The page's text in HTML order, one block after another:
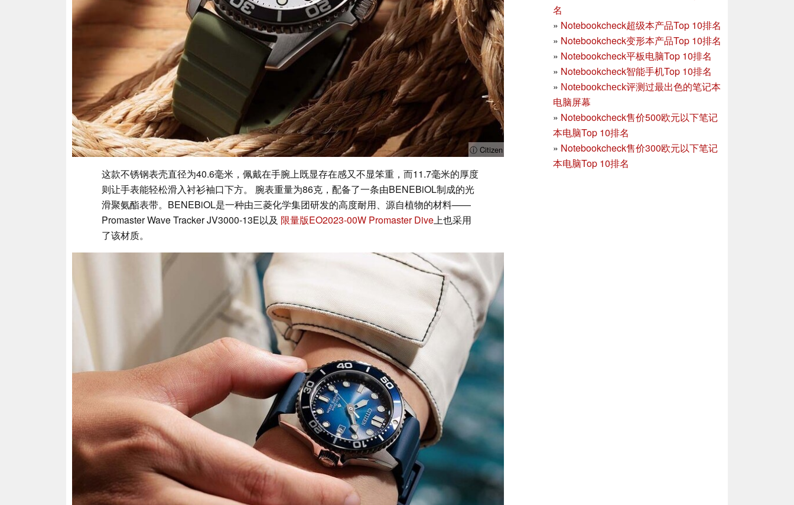
名
» Notebookcheck超级本产品Top 10排名
» Notebookcheck变形本产品Top 10排名
» Notebookcheck平板电脑Top 10排名
» Notebookcheck智能手机Top 10排名
» Notebookcheck评测过最出色的笔记本
电脑屏幕
» Notebookcheck售价500欧元以下笔记
本电脑Top 10排名
» Notebookcheck售价300欧元以下笔记
本电脑Top 10排名
ⓘ Citizen
这款不锈钢表壳直径为40.6毫米，佩戴在手腕上既显存在感又不显笨重，而11.7毫米的厚度
则让手表能轻松滑入衬衫袖口下方。 腕表重量为86克，配备了一条由BENEBiOL制成的光
滑聚氨酯表带。BENEBiOL是一种由三菱化学集团研发的高度耐用、源自植物的材料——
Promaster Wave Tracker JV3000-13E以及 限量版EO2023-00W Promaster Dive上也采用
了该材质。